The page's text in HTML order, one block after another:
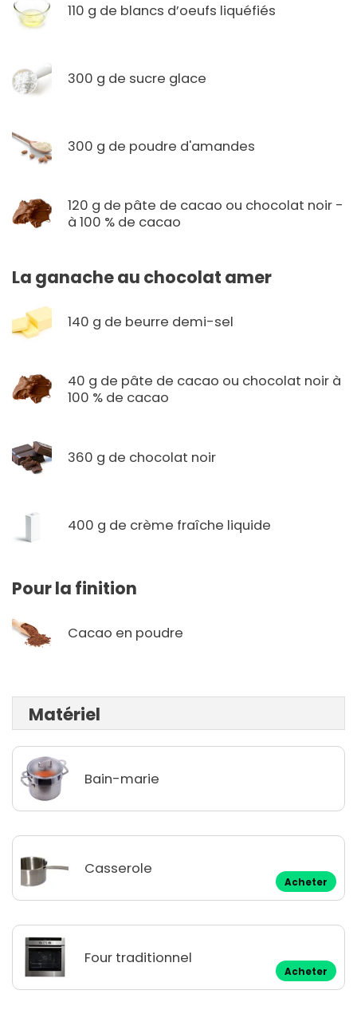
110 g de blancs d’oeufs liquéfiés
300 g de sucre glace
300 g de poudre d'amandes
120 g de pâte de cacao ou chocolat noir -
à 100 % de cacao
La ganache au chocolat amer
140 g de beurre demi-sel
40 g de pâte de cacao ou chocolat noir à
100 % de cacao
360 g de chocolat noir
400 g de crème fraîche liquide
Pour la finition
Cacao en poudre
Matériel
Bain-marie
Casserole
Acheter
Four traditionnel
Acheter